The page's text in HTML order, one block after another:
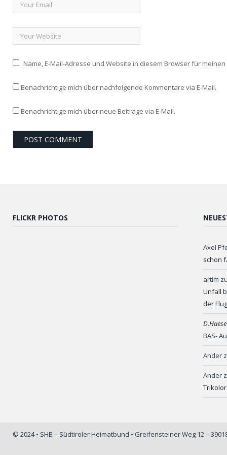
Name, E-Mail-Adresse und Website in diesem Browser für
Benachrichtige mich über nachfolgende Kommentare via E-Mail.
Benachrichtige mich über neue Beiträge via E-Mail.
FLICKR PHOTOS
Axel
schon
artim
Unfall
der
BAS-
Ander
Ander
© 2024 • SHB – Südtiroler Heimatbund • Greifensteiner Weg 12 –